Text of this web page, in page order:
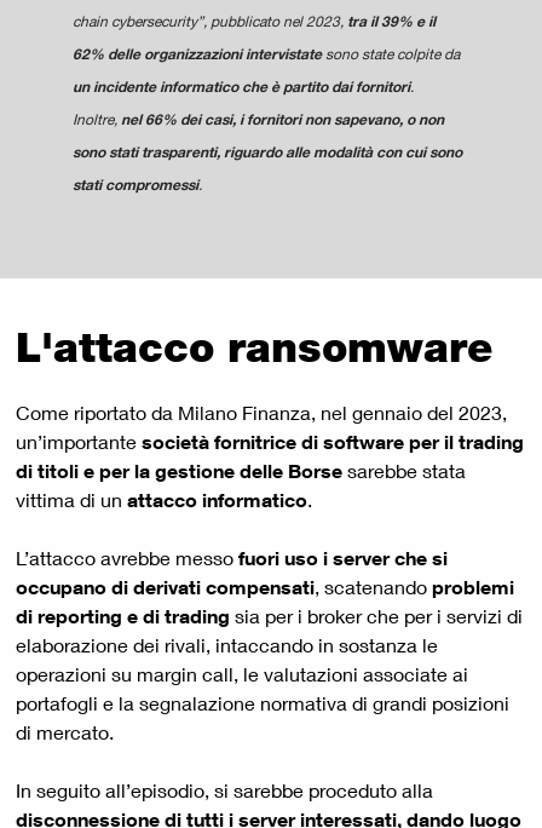
chain cybersecurity”, pubblicato nel 2023, tra il 39% e il
62% delle organizzazioni intervistatesono state colpite da
un incidente informatico che è partito dai fornitori.
Inoltre, nel 66% dei casi, i fornitori non sapevano, o non
sono stati trasparenti, riguardo alle modalità con cui sono
stati compromessi.
L'attacco ransomware
Come riportato da Milano Finanza, nel gennaio del 2023,
un’importante società fornitrice di software per il trading
di titoli e per la gestione delle Borse sarebbe stata
vittima di un attacco informatico.
L’attacco avrebbe messo fuori uso i server che si
occupano di derivati compensati, scatenando problemi
di reporting e di trading sia per i broker che per i servizi di
elaborazione dei rivali, intaccando in sostanza le
operazioni su margin call, le valutazioni associate ai
portafogli e la segnalazione normativa di grandi posizioni
di mercato.
In seguito all’episodio, si sarebbe proceduto alla
disconnessione di tutti i server interessati, dando luogo